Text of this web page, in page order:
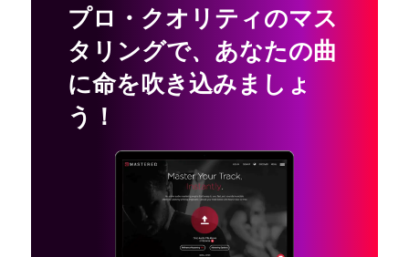
プロ・クオリティのマス
タリングで、 あなたの曲
に命を吹き込みましょ
う！